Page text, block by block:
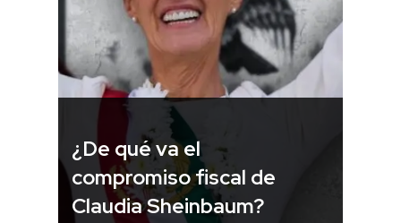
¿De qué va el
compromiso fiscal de
Claudia Sheinbaum?